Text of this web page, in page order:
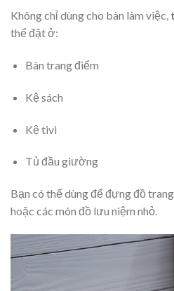
Không chỉ dùng cho bàn làm việc,
thể đặt ở:
Bàn trang điểm
Kệ sách
Kệ tivi
Tủ đầu giường
Bạn có thể dùng để đựng đồ
hoặc các món đồ lưu niệm nhỏ.